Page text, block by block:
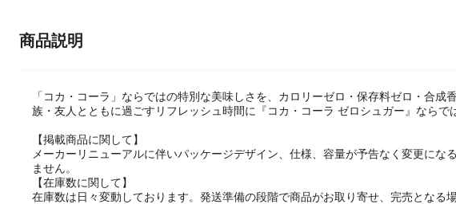
商品説明
「コカ・コーラ」ならではの特別な美味しさを、カロリーゼロ・保存料ゼロ・合
族・友人とともに過ごすリフレッシュ時間に『コカ・コーラ ゼロシュガー』なら
【掲載商品に関して】
メーカーリニューアルに伴いパッケージデザイン、仕様、容量が予告なく変更に
ません。
【在庫数に関して】
在庫数は日々変動しております。発送準備の段階で商品がお取り寄せ、完売となる